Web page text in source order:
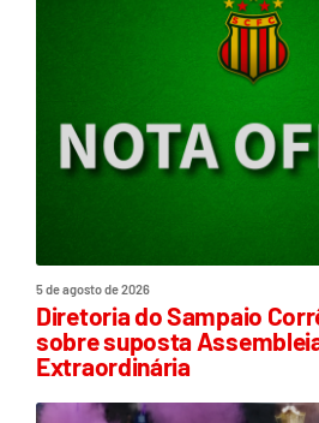
5 de agosto de 2026
Diretoria do Sampaio
sobre suposta
Extraordinária